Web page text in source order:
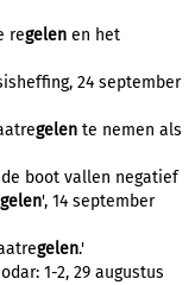
regelen en het
24 september
gelen te nemen als
boot vallen negatief
gelen', 14 september
gelen.'
1-2, 29 augustus